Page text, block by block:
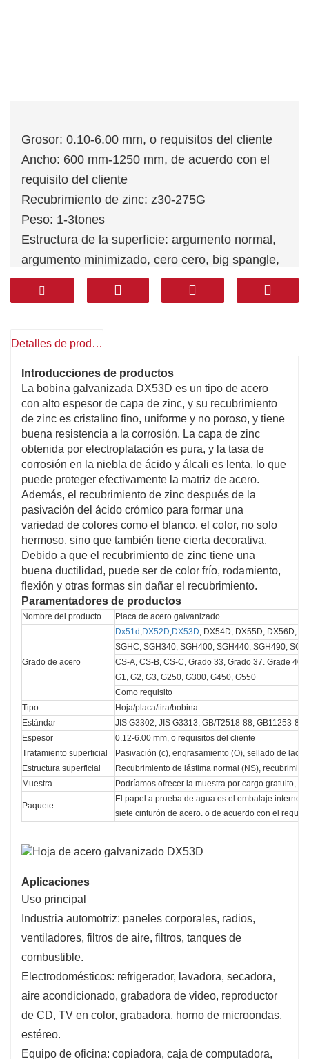
Grosor: 0.10-6.00 mm, o requisitos del cliente
Ancho: 600 mm-1250 mm, de acuerdo con el
requisito del cliente
Recubrimiento de zinc: z30-275G
Peso: 1-3tones
Estructura de la superficie: argumento normal,
argumento minimizado, cero cero, big spangle,
sin lágrimas (FS)
Estándar: JIS G3302, JIS G3313, GB/T2518-88,
Detalles de producto
Introducciones de productos
La bobina galvanizada DX53D es un tipo de acero
con alto espesor de capa de zinc, y su recubrimiento
de zinc es cristalino fino, uniforme y no poroso, y tiene
buena resistencia a la corrosión. La capa de zinc
obtenida por electroplatación es pura, y la tasa de
corrosión en la niebla de ácido y álcali es lenta, lo que
puede proteger efectivamente la matriz de acero.
Además, el recubrimiento de zinc después de la
pasivación del ácido crómico para formar una
variedad de colores como el blanco, el color, no solo
hermoso, sino que también tiene cierta decorativa.
Debido a que el recubrimiento de zinc tiene una
buena ductilidad, puede ser de color frío, rodamiento,
flexión y otras formas sin dañar el recubrimiento.
Paramentadores de productos
Nombre del producto Placa de acero galvanizado
Grado de acero
Dx51d,DX52D,DX53D, DX54D, DX55D, DX56D,
SGHC, SGH340, SGH400, SGH440, SGH490,
CS-A, CS-B, CS-C, Grado 33, Grado 37. Grade
G1, G2, G3, G250, G300, G450, G550
Como requisito
Tipo
Hoja/placa/tira/bobina
Estándar
JIS G3302, JIS G3313, GB/T2518-88, GB11253-
Espesor
0.12-6.00 mm, o requisitos del cliente
Tratamiento superficial
Pasivación (c), engrasamiento (O), sellado de laca
Estructura superficial
Recubrimiento de lástima normal (NS),
Muestra
Podríamos ofrecer la muestra por cargo gratuito,
Paquete
El papel a prueba de agua es el embalaje interno,
siete cinturón de acero. o de acuerdo con el
Aplicaciones
Uso principal
Industria automotriz: paneles corporales, radios,
ventiladores, filtros de aire, filtros, tanques de
combustible.
Electrodomésticos: refrigerador, lavadora, secadora,
aire acondicionado, grabadora de video, reproductor
de CD, TV en color, grabadora, horno de microondas,
estéreo.
Equipo de oficina: copiadora, caja de computadora,